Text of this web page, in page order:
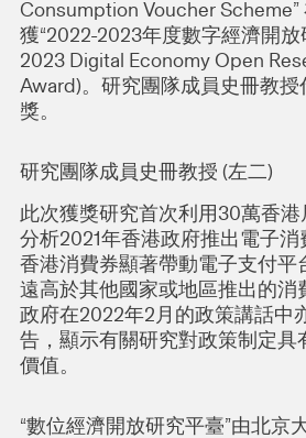
Consumption Voucher Scheme”
獲“2022-2023年度數字經濟開放
2023 Digital Economy Open
Award)。研究團隊成員史冊教授
獎。
研究團隊成員史冊教授 (左二)
此次獲獎研究首次利用30萬香
分析2021年香港政府推出電子
香港消費券顯著帶動電子支付平
遠高於其他國家或地區推出的消
政府在2022年2月的政策講話中
告，顯示有關研究對政策制定具
價值。
“數位經濟開放研究平臺”由北京